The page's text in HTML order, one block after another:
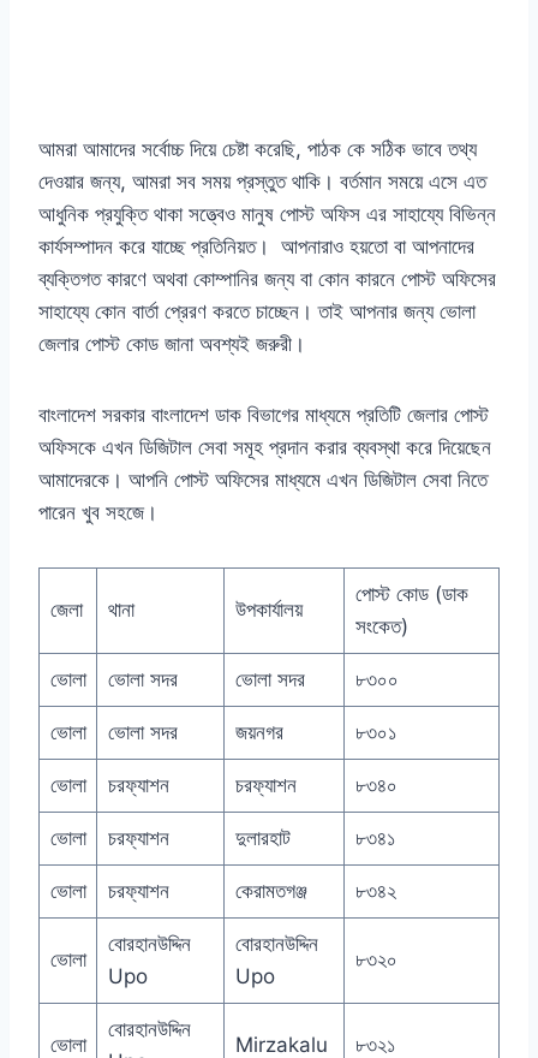
আমরা আমাদের সর্বোচ্চ দিয়ে চেষ্টা করেছি, পাঠক কে সঠিক ভাবে তথ্য
দেওয়ার জন্য, আমরা সব সময় প্রস্তুত থাকি। বর্তমান সময়ে এসে এত
আধুনিক প্রযুক্তি থাকা সত্ত্বেও মানুষ পোস্ট অফিস এর সাহায্যে বিভিন্ন
কার্যসম্পাদন করে যাচ্ছে প্রতিনিয়ত। আপনারাও হয়তো বা আপনাদের
ব্যক্তিগত কারণে অথবা কোম্পানির জন্য বা কোন কারনে পোস্ট অফিসের
সাহায্যে কোন বার্তা প্রেরণ করতে চাচ্ছেন। তাই আপনার জন্য ভোলা
জেলার পোস্ট কোড জানা অবশ্যই জরুরী।
বাংলাদেশ সরকার বাংলাদেশ ডাক বিভাগের মাধ্যমে প্রতিটি জেলার পোস্ট
অফিসকে এখন ডিজিটাল সেবা সমূহ প্রদান করার ব্যবস্থা করে দিয়েছেন
আমাদেরকে। আপনি পোস্ট অফিসের মাধ্যমে এখন ডিজিটাল সেবা নিতে
পারেন খুব সহজে।
জেলা থানা উপকার্যালয়
পোস্ট কোড (ডাক
সংকেত)
ভোলা ভোলা সদর ভোলা সদর ৮৩০০
ভোলা ভোলা সদর জয়নগর ৮৩০১
ভোলা চরফ্যাশন চরফ্যাশন ৮৩৪০
ভোলা চরফ্যাশন দুলারহাট ৮৩৪১
ভোলা চরফ্যাশন কেরামতগঞ্জ ৮৩৪২
ভোলা
বোরহানউদ্দিন
Upo
বোরহানউদ্দিন
Upo
৮৩২০
ভোলা
বোরহানউদ্দিন
Mirzakalu ৮৩২১